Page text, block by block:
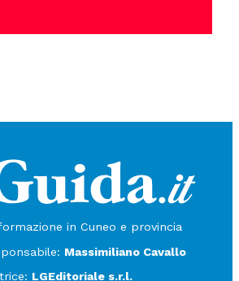
in Cuneo e provincia
Massimiliano Cavallo
LGEditoriale s.r.l.